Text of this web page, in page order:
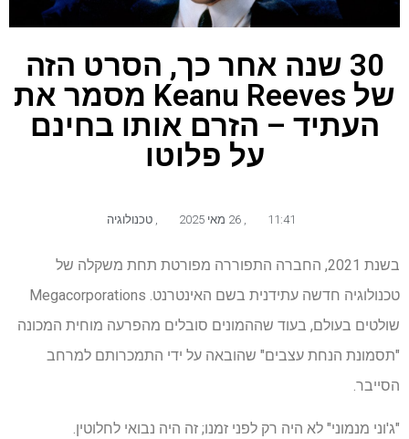
30 שנה אחר כך, הסרט הזה
של Keanu Reeves מסמר את
העתיד – הזרם אותו בחינם
על פלוטו
11:41 26 מאי 2025 טכנולוגיה
בשנת 2021, החברה התפוררה מפורטת תחת משקלה של
טכנולוגיה חדשה עתידנית בשם האינטרנט. Megacorporations
שולטים בעולם, בעוד שההמונים סובלים מהפרעה מוחית המכונה
"תסמונת הנחת עצבים" שהובאה על ידי התמכרותם למרחב
הסייבר.
"ג'וני מנמוני" לא היה רק ​​לפני זמנו; זה היה נבואי לחלוטין.